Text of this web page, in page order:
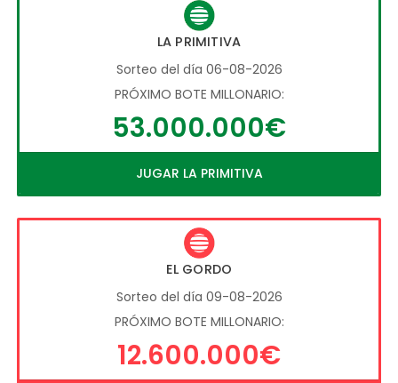
LA PRIMITIVA
Sorteo del día 06-08-2026
PRÓXIMO BOTE MILLONARIO:
53.000.000€
JUGAR LA PRIMITIVA
EL GORDO
Sorteo del día 09-08-2026
PRÓXIMO BOTE MILLONARIO:
12.600.000€